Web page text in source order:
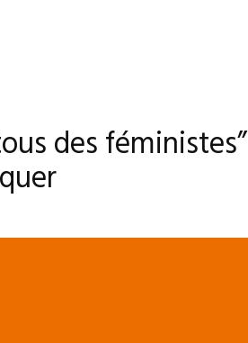
des féministes”